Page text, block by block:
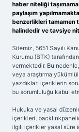
haber niteliği
paylaşım
benzerlikleri tamamen
halindedir ve tavsiye
Sitemiz, 5651 Sayılı
Kurumu (BTK)
vermektedir. Bu
veya araştırma
yazdıkları içeriklerin
bu sorumluluğu kabul
Hukuka ve yasal
içerikleri,
ilgili içerikler yasal süre